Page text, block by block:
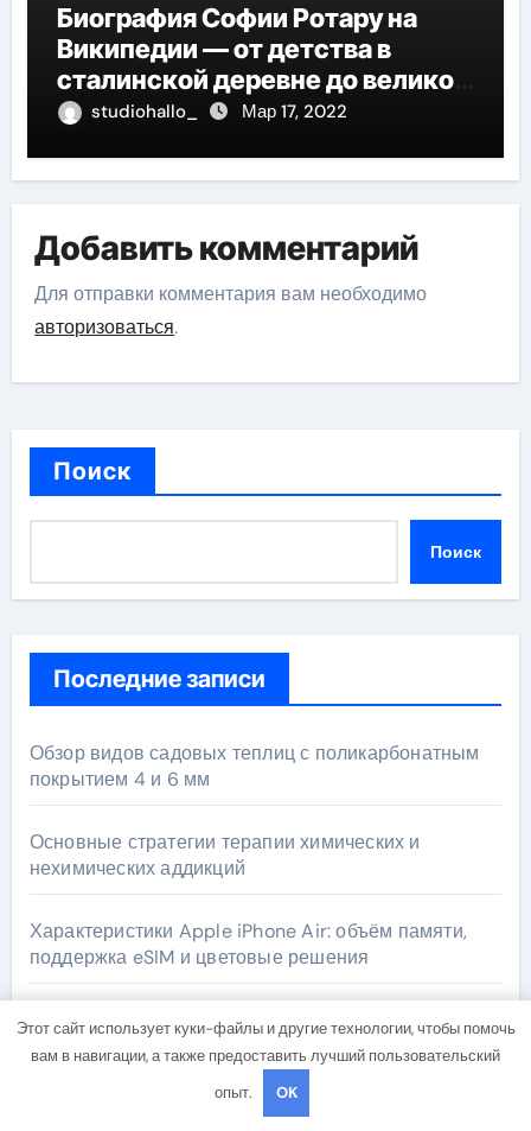
Биография Софии Ротару на
Википедии — от детства в
сталинской деревне до великой
карьеры и яркой личной жизни
studiohallo_ Мар 17, 2022
Добавить комментарий
Для отправки комментария вам необходимо
авторизоваться.
Поиск
Поиск
Последние записи
Обзор видов садовых теплиц с поликарбонатным
покрытием 4 и 6 мм
Основные стратегии терапии химических и
нехимических аддикций
Характеристики Apple iPhone Air: объём памяти,
поддержка eSIM и цветовые решения
VPS сервер аренда: гид по выбору идеального
Этот сайт использует куки-файлы и другие технологии, чтобы помочь
вам в навигации, а также предоставить лучший пользовательский
опыт.
OK